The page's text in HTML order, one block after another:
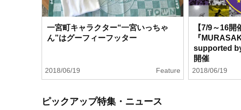
一宮町キャラクター“一宮いっちゃ
ん”はグーフィーフッター
2018/06/19 Feature
【7/9～16
『
supported
開催
2018/06/19
ピックアップ特集・ニュース